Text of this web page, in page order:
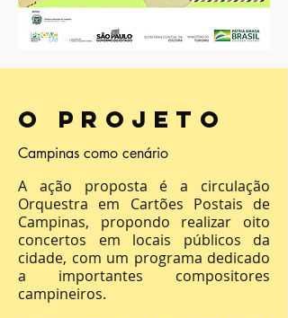
O PROJETO
Campinas como cenário
A ação proposta é a circulação
Orquestra em Cartões Postais de
Campinas, propondo realizar oito
concertos em locais públicos da
cidade, com um programa dedicado
a importantes compositores
campineiros.